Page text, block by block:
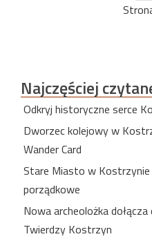
Najczęściej
Odkryj historyczne serce
Dworzec kolejowy w
Wander Card
Stare Miasto w Kostrzynie
porządkowe
Nowa archeolożka
Twierdzy Kostrzyn